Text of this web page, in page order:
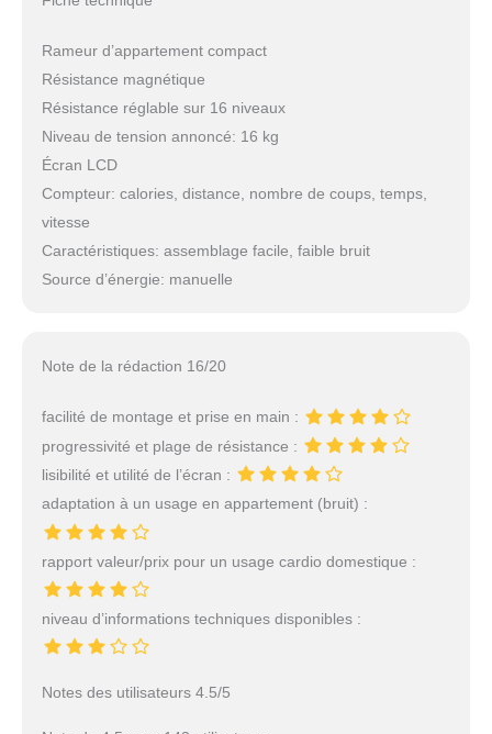
Rameur d’appartement compact
Résistance magnétique
Résistance réglable sur 16 niveaux
Niveau de tension annoncé: 16 kg
Écran LCD
Compteur: calories, distance, nombre de coups, temps,
vitesse
Caractéristiques: assemblage facile, faible bruit
Source d’énergie: manuelle
Note de la rédaction 16/20
facilité de montage et prise en main :
progressivité et plage de résistance :
lisibilité et utilité de l’écran :
adaptation à un usage en appartement (bruit) :
rapport valeur/prix pour un usage cardio domestique :
niveau d’informations techniques disponibles :
Notes des utilisateurs 4.5/5